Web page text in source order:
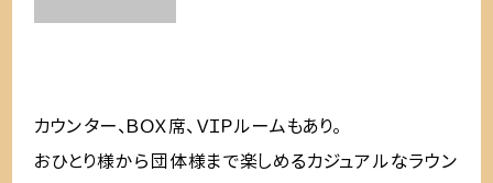
カウンター、ＢＯＸ席、ＶＩＰルームもあり。
おひとり様から団体様まで楽しめるカジュアルなラウン